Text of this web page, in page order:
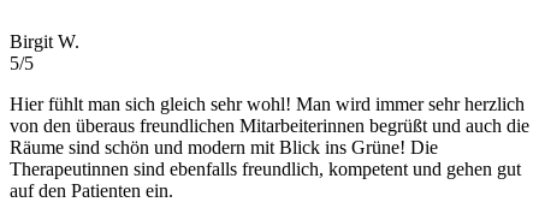
Birgit W.
5/5
Hier fühlt man sich gleich sehr wohl! Man wird immer sehr herzlich
von den überaus freundlichen Mitarbeiterinnen begrüßt und auch die
Räume sind schön und modern mit Blick ins Grüne! Die
Therapeutinnen sind ebenfalls freundlich, kompetent und gehen gut
auf den Patienten ein.